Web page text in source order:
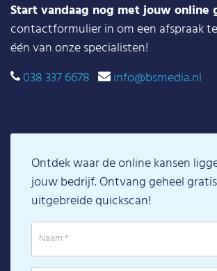
Start vandaag nog met jouw online
contactformulier in om een afspraak
één van onze specialisten!
038 337 6678
info@bsmedia.nl
Ontdek waar de online kansen
jouw bedrijf. Ontvang geheel
uitgebreide quickscan!